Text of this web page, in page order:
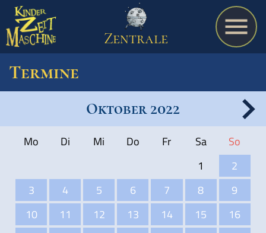
Spiel
Termine
Zentrale
Termine
Oktober 2022
Mo Di Mi Do Fr Sa
So
1
2
3
4 5 6 7 8
9
10
11 12 13 14 15
16